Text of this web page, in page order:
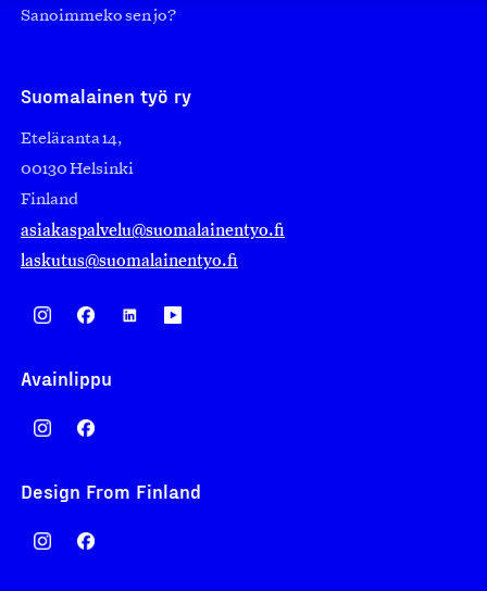
Sanoimmeko sen jo?
Suomalainen työ ry
Eteläranta 14,
00130 Helsinki
Finland
asiakaspalvelu@suomalainentyo.fi
laskutus@suomalainentyo.fi
Avainlippu
Design From Finland